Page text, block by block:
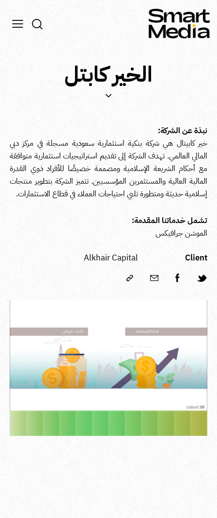
الخير كابتل
نبذة عن الشركة:
خير كابيتال هي شركة بنكية استثمارية سعودية مسجلة في مركز دبي
المالي العالمي. تهدف الشركة إلى تقديم استراتيجيات استثمارية متوافقة
مع أحكام الشريعة الإسلامية ومصممة خصيصًا للأفراد ذوي القدرة
المالية العالية والمستثمرين المؤسسيين. تتميز الشركة بتطوير منتجات
إسلامية حديثة ومتطورة تلبي احتياجات العملاء في قطاع الاستثمارات.
تشمل خدماتنا المقدمة:
الموشن جرافيكس
Client
Alkhair Capital